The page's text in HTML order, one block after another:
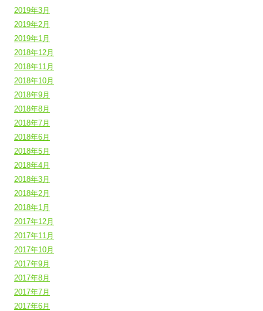
2019年3月
2019年2月
2019年1月
2018年12月
2018年11月
2018年10月
2018年9月
2018年8月
2018年7月
2018年6月
2018年5月
2018年4月
2018年3月
2018年2月
2018年1月
2017年12月
2017年11月
2017年10月
2017年9月
2017年8月
2017年7月
2017年6月